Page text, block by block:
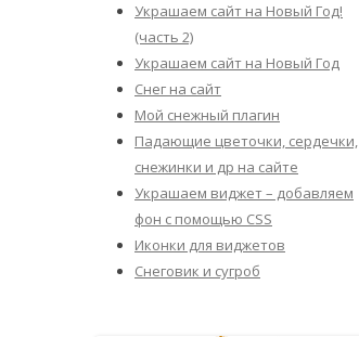
Украшаем сайт на Новый Год!
(часть 2)
Украшаем сайт на Новый Год
Снег на сайт
Мой снежный плагин
Падающие цветочки, сердечки,
снежинки и др на сайте
Украшаем виджет – добавляем
фон с помощью CSS
Иконки для виджетов
Снеговик и сугроб